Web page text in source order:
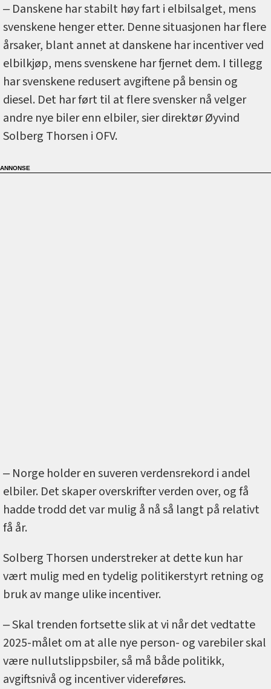
‒ Danskene har stabilt høy fart i elbilsalget, mens
svenskene henger etter. Denne situasjonen har flere
årsaker, blant annet at danskene har incentiver ved
elbilkjøp, mens svenskene har fjernet dem. I tillegg
har svenskene redusert avgiftene på bensin og
diesel. Det har ført til at flere svensker nå velger
andre nye biler enn elbiler, sier direktør Øyvind
Solberg Thorsen i OFV.
‒ Norge holder en suveren verdensrekord i andel
elbiler. Det skaper overskrifter verden over, og få
hadde trodd det var mulig å nå så langt på relativt
få år.
Solberg Thorsen understreker at dette kun har
vært mulig med en tydelig politikerstyrt retning og
bruk av mange ulike incentiver.
‒ Skal trenden fortsette slik at vi når det vedtatte
2025-målet om at alle nye person- og varebiler skal
være nullutslippsbiler, så må både politikk,
avgiftsnivå og incentiver videreføres.